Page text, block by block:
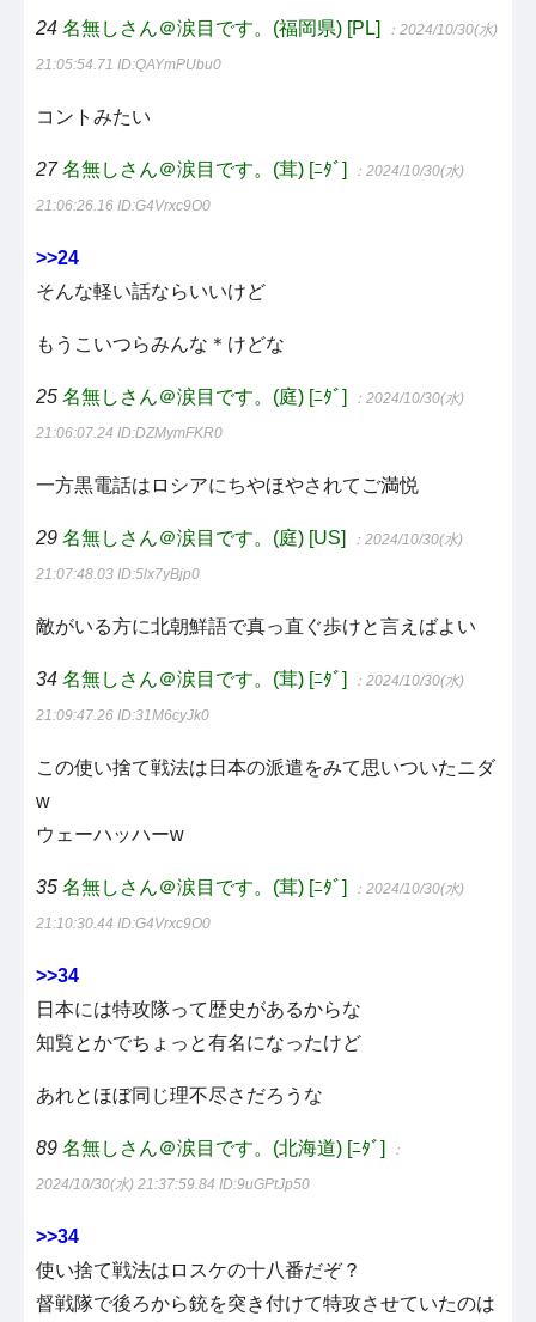
24 名無しさん＠涙目です。(福岡県) [PL] ：2024/10/30(水)
21:05:54.71 ID:QAYmPUbu0
コントみたい
27 名無しさん＠涙目です。(茸) [ﾆﾀﾞ] ：2024/10/30(水)
21:06:26.16 ID:G4Vrxc9O0
>>24
そんな軽い話ならいいけど
もうこいつらみんな＊けどな
25 名無しさん＠涙目です。(庭) [ﾆﾀﾞ] ：2024/10/30(水)
21:06:07.24 ID:DZMymFKR0
一方黒電話はロシアにちやほやされてご満悦
29 名無しさん＠涙目です。(庭) [US] ：2024/10/30(水)
21:07:48.03 ID:5lx7yBjp0
敵がいる方に北朝鮮語で真っ直ぐ歩けと言えばよい
34 名無しさん＠涙目です。(茸) [ﾆﾀﾞ] ：2024/10/30(水)
21:09:47.26 ID:31M6cyJk0
この使い捨て戦法は日本の派遣をみて思いついたニダ
w
ウェーハッハーw
35 名無しさん＠涙目です。(茸) [ﾆﾀﾞ] ：2024/10/30(水)
21:10:30.44 ID:G4Vrxc9O0
>>34
日本には特攻隊って歴史があるからな
知覧とかでちょっと有名になったけど
あれとほぼ同じ理不尽さだろうな
89 名無しさん＠涙目です。(北海道) [ﾆﾀﾞ] ：
2024/10/30(水) 21:37:59.84 ID:9uGPtJp50
>>34
使い捨て戦法はロスケの十八番だぞ？
督戦隊で後ろから銃を突き付けて特攻させていたのは